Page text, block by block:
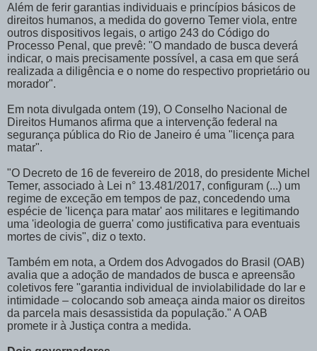
Além de ferir garantias individuais e princípios básicos de
direitos humanos, a medida do governo Temer viola, entre
outros dispositivos legais, o artigo 243 do Código do
Processo Penal, que prevê: "O mandado de busca deverá
indicar, o mais precisamente possível, a casa em que será
realizada a diligência e o nome do respectivo proprietário ou
morador".
Em nota divulgada ontem (19), O Conselho Nacional de
Direitos Humanos afirma que a intervenção federal na
segurança pública do Rio de Janeiro é uma "licença para
matar".
"O Decreto de 16 de fevereiro de 2018, do presidente Michel
Temer, associado à Lei n° 13.481/2017, configuram (...) um
regime de exceção em tempos de paz, concedendo uma
espécie de 'licença para matar' aos militares e legitimando
uma 'ideologia de guerra' como justificativa para eventuais
mortes de civis", diz o texto.
Também em nota, a Ordem dos Advogados do Brasil (OAB)
avalia que a adoção de mandados de busca e apreensão
coletivos fere "garantia individual de inviolabilidade do lar e
intimidade – colocando sob ameaça ainda maior os direitos
da parcela mais desassistida da população." A OAB
promete ir à Justiça contra a medida.